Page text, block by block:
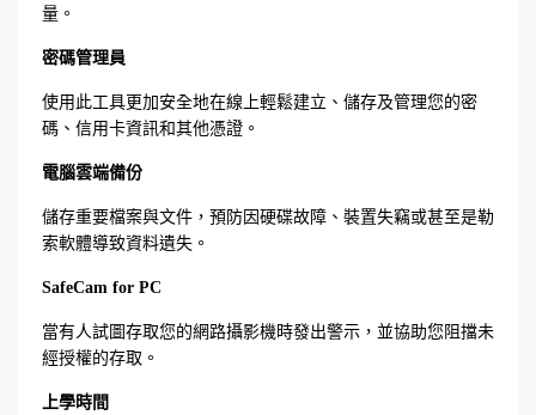
量。
密碼管理員
使用此工具更加安全地在線上輕鬆建立、儲存及管理您的密
碼、信用卡資訊和其他憑證。
電腦雲端備份
儲存重要檔案與文件，預防因硬碟故障、裝置失竊或甚至是勒
索軟體導致資料遺失。
SafeCam for PC
當有人試圖存取您的網路攝影機時發出警示，並協助您阻擋未
經授權的存取。
上學時間